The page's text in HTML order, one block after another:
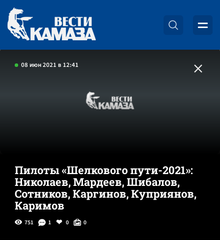
08 июн 2021 в 12:41
Пилоты «Шелкового пути-2021»:
Николаев, Мардеев, Шибалов,
Сотников, Каргинов, Куприянов,
Каримов
751 1 0 0